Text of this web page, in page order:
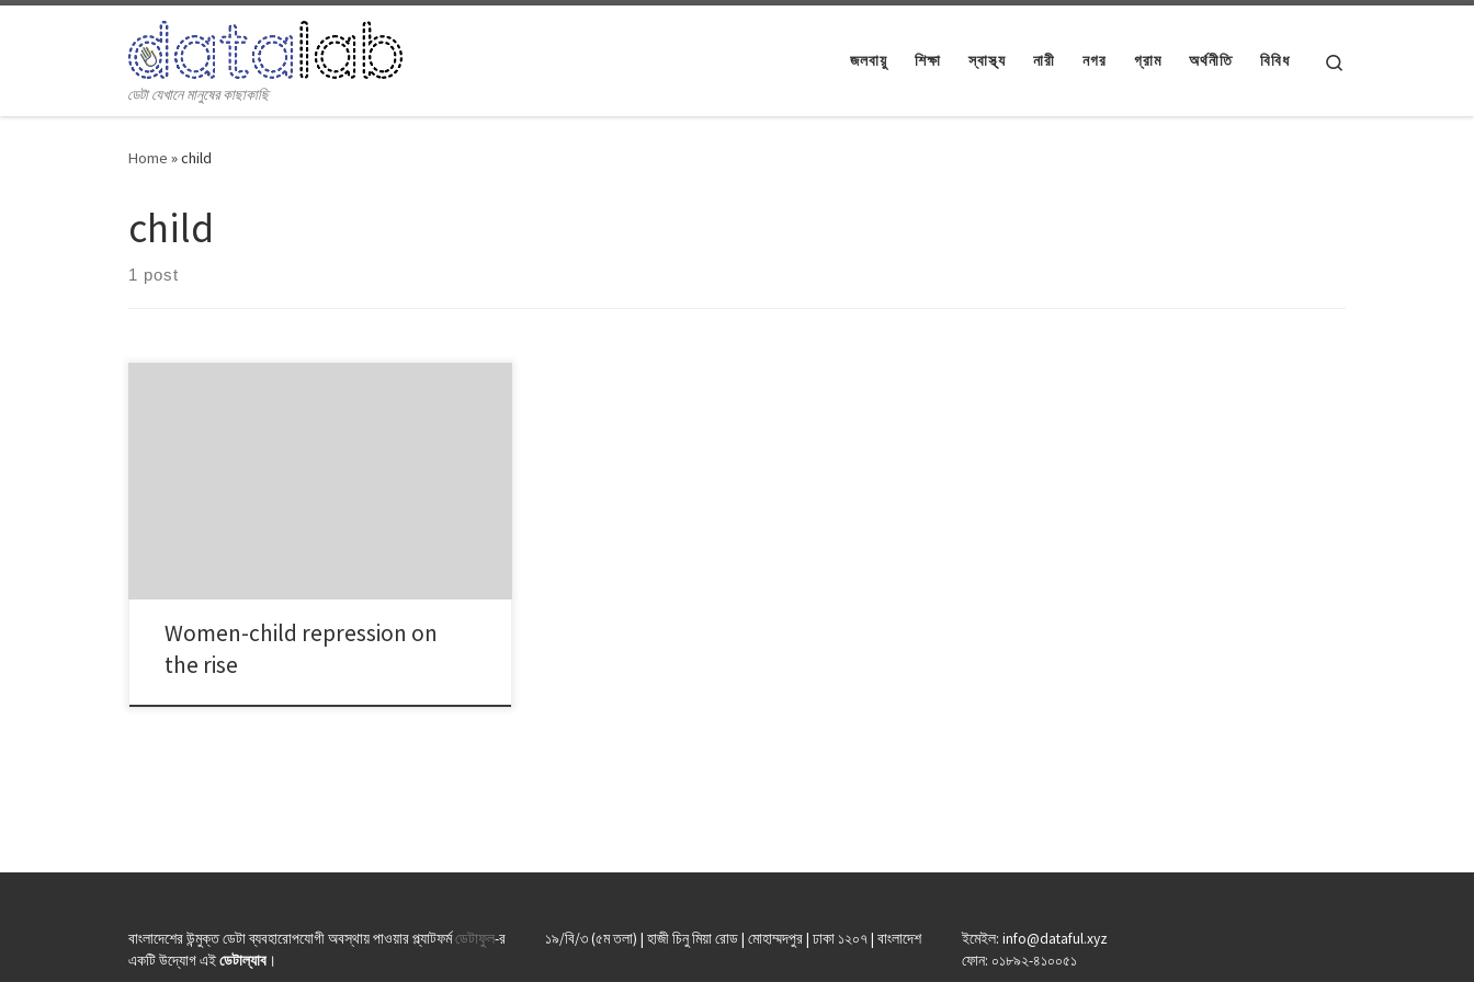
ডেটা যেখানে মানুষের কাছাকাছি
জলবায়ু শিক্ষা স্বাস্থ্য নারী নগর গ্রাম অর্থনীতি বিবিধ
Home »child
child
1 post
Women-child repression on
the rise
বাংলাদেশের উন্মুক্ত ডেটা ব্যবহারোপযোগী অবস্থায় পাওয়ার প্ল্যাটফর্মডেটাফুল-র
একটি উদ্যোগ এইডেটাল্যাব ।
১৯/বি/৩ (৫ম তলা) | হাজী চিনু মিয়া রোড | মোহাম্মদপুর | ঢাকা ১২০৭ | বাংলাদেশ
ইমেইল: info@dataful.xyz
ফোন: ০১৮৯২-৪১০০৫১